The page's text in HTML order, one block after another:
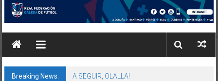
Breaking News: A SEGUIR, OLALLA!